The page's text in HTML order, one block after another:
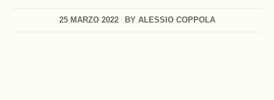
25 MARZO 2022 BY ALESSIO COPPOLA